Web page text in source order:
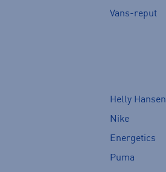
Vans-reput
Helly Hansen
Nike
Energetics
Puma